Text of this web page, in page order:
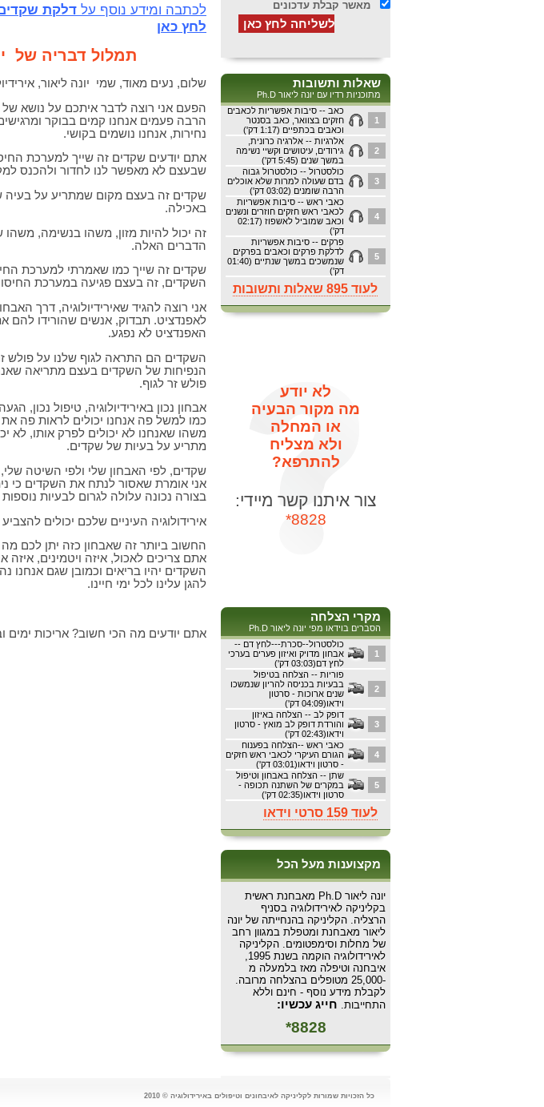
לכתבה ומידע נוסף על דלקת
לחץ כאן
תמלול דבריה של
שלום, נעים מאוד, שמי יונה ליאור,
הפעם אני רוצה לדבר איתכם על נושא של
הרבה פעמים אנחנו קמים בבוקר
נחירות, אנחנו נושמים בקושי.
אתם יודעים שקדים זה שייך למערכת
שבעצם לא מאפשר לנו לחדור ולהכנס
שקדים זה בעצם מקום שמתריע על בעיה
באכילה.
זה יכול להיות מזון, משהו בנשימה,
הדברים האלה.
שקדים זה שייך כמו שאמרתי למערכת
השקדים, זה בעצם פגיעה במערכת
אני רוצה להגיד שאירידיולוגיה, דרך
לאפנדציט. תבדוק, אנשים שהורידו להם
האפנדציט לא נפגע.
השקדים הם התראה לגוף שלנו על פולש
הנפיחות של השקדים בעצם מתריאה
פולש זר לגוף.
אבחון נכון באירידיולוגיה, טיפול
כמו למשל פה אנחנו יכולים לראות פה
משהו שאנחנו לא יכולים לפרק אותו, לא
מתריע על בעיות של שקדים.
שקדים, לפי האבחון שלי ולפי השיטה
אני אומרת שאסור לנתח את השקדים כי
בצורה נכונה עלולה לגרום לבעיות נוספות
אירידולוגיה העיניים שלכם יכולים
החשוב ביותר זה שאבחון כזה יתן לכם מה
אתם צריכים לאכול, איזה ויטמינים,
השקדים יהיו בריאים וכמובן שגם אנחנו
להגן עלינו לכל ימי חיינו.
אתם יודעים מה הכי חשוב? אריכות ימים
שאלות ותשובות
מתוכניות רדיו עם יונה ליאור Ph.D
כאב -- סיבות אפשריות לכאבים
חזקים בצוואר, כאב בסנטר
וכאבים בכתפיים (1:17 דק')
1
אלרגיות -- אלרגיה כרונית,
גירודים, עיטושים וקשיי נשימה
במשך שנים (5:45 דק')
2
כולסטרול -- כולסטרול גבוה
בדם שעולה למרות שלא אוכלים
הרבה שומנים (03:02 דק')
3
כאבי ראש -- סיבות אפשריות
לכאבי ראש חזקים חוזרים ונשנים
וכאב שמוביל לאשפוז (02:17
דק')
4
פרקים -- סיבות אפשריות
לדלקת פרקים וכאבים בפרקים
שנמשכים במשך שנתיים (01:40
דק')
5
לעוד 895 שאלות ותשובות
לא יודע
מה מקור הבעיה
או המחלה
ולא מצליח
להתרפא?
צור איתנו קשר מיידי:
8828*
מקרי הצלחה
הסברים בוידאו מפי יונה ליאור Ph.D
כולסטרול--סכרת---לחץ דם --
אבחון מדויק ואיזון פערים בערכי
לחץ דם(03:03 דק')
1
פוריות -- הצלחה בטיפול
בבעיות בכניסה להריון שנמשכו
שנים ארוכות - סרטון
וידאו(04:09 דק')
2
דופק לב -- הצלחה באיזון
והורדת דופק לב מואץ - סרטון
וידאו(02:43 דק')
3
כאבי ראש --הצלחה בפענוח
הגורם העיקרי לכאבי ראש חזקים
- סרטון וידאו(03:01 דק')
4
שתן -- הצלחה באבחון וטיפול
במקרים של השתנה תכופה -
סרטון וידאו(02:35 דק')
5
לעוד 159 סרטי וידאו
מקצוענות מעל הכל
יונה ליאור Ph.D מאבחנת ראשית
בקליניקה לאירידולוגיה בסניף
הרצליה. הקליניקה בהנחייתה של יונה
ליאור מאבחנת ומטפלת במגוון רחב
של מחלות וסימפטומים. הקליניקה
לאירידולוגיה הוקמה בשנת 1995,
איבחנה וטיפלה מאז בלמעלה מ
-25,000 מטופלים בהצלחה מרובה.
לקבלת מידע נוסף - חינם וללא
התחייבות. חייג עכשיו:
8828*
כל הזכויות שמורות לקליניקה לאיבחונים וטיפולים באירידולוגיה © 2010